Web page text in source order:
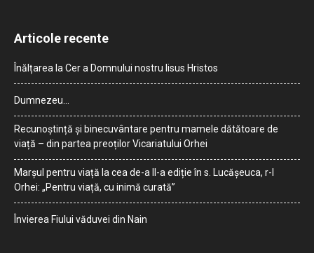
Articole recente
Înălțarea la Cer a Domnului nostru Iisus Hristos
Dumnezeu…
Recunoștință și binecuvântare pentru mamele dătătoare de
viață – din partea preoților Vicariatului Orhei
Marșul pentru viață la cea de-a II-a ediție în s. Lucășeuca, r-l
Orhei: „Pentru viață, cu inimă curată”
Învierea Fiului văduvei din Nain